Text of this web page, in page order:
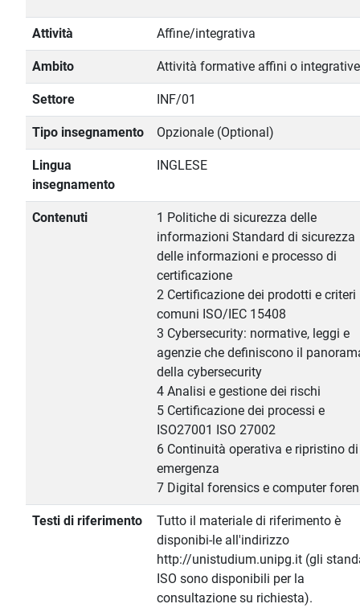
Attività Affine/integrativa
Ambito Attività formative affini o integrative
Settore INF/01
Tipo insegnamento Opzionale (Optional)
Lingua
insegnamento
INGLESE
Contenuti
1 Politiche di sicurezza delle
informazioni Standard di sicurezza
delle informazioni e processo di
certificazione
2 Certificazione dei prodotti e criteri
comuni ISO/IEC 15408
3 Cybersecurity: normative, leggi e
agenzie che definiscono il
della cybersecurity
4 Analisi e gestione dei rischi
5 Certificazione dei processi e
ISO27001 ISO 27002
6 Continuità operativa e ripristino di
emergenza
7 Digital forensics e computer
Testi di riferimento
Tutto il materiale di riferimento è
disponibi-le all'indirizzo
http://unistudium.unipg.it (gli
ISO sono disponibili per la
consultazione su richiesta).